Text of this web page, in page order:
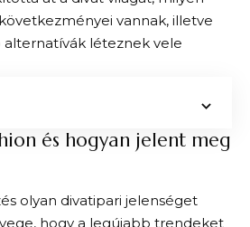
vannak, illetve
léteznek vele
és hogyan jelent meg
olyan divatipari jelenséget
hogy a legújabb trendeket